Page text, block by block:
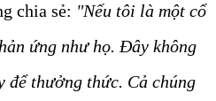
chia sẻ: "Nếu tôi là một cổ
ứng như họ. Đây không
để thưởng thức. Cả chúng